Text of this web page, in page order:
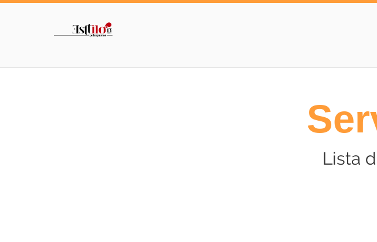
Lista